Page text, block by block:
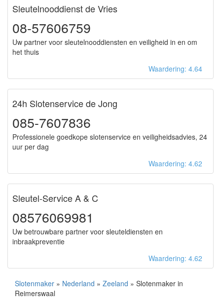
Sleutelnooddienst de Vries
08-57606759
Uw partner voor sleutelnooddiensten en veiligheid in en om
het thuis
Waardering: 4.64
24h Slotenservice de Jong
085-7607836
Professionele goedkope slotenservice en veiligheidsadvies, 24
uur per dag
Waardering: 4.62
Sleutel-Service A & C
08576069981
Uw betrouwbare partner voor sleuteldiensten en
inbraakpreventie
Waardering: 4.62
Slotenmaker » Nederland » Zeeland » Slotenmaker in
Reimerswaal